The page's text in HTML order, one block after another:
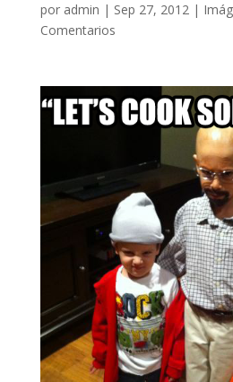
por admin | Sep 27, 2012|
Comentarios